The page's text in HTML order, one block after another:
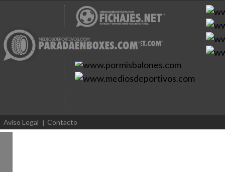
Aviso Legal Contacto